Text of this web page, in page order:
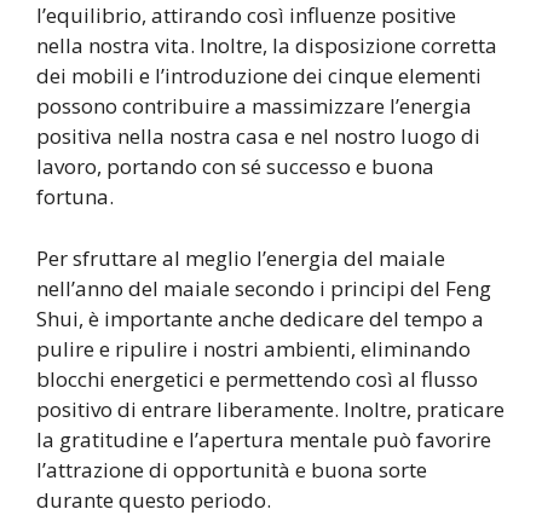
l’equilibrio, attirando così influenze positive
nella nostra vita. Inoltre, la disposizione corretta
dei mobili e l’introduzione dei cinque elementi
possono contribuire a massimizzare l’energia
positiva nella nostra casa e nel nostro luogo di
lavoro, portando con sé successo e buona
fortuna.
Per sfruttare al meglio l’energia del maiale
nell’anno del maiale secondo i principi del Feng
Shui, è importante anche dedicare del tempo a
pulire e ripulire i nostri ambienti, eliminando
blocchi energetici e permettendo così al flusso
positivo di entrare liberamente. Inoltre, praticare
la gratitudine e l’apertura mentale può favorire
l’attrazione di opportunità e buona sorte
durante questo periodo.